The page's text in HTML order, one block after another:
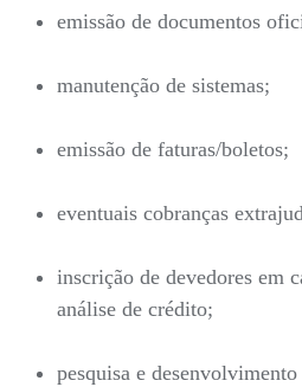
emissão de documentos
manutenção de sistemas;
emissão de faturas/boletos;
eventuais cobranças
inscrição de devedores em
análise de crédito;
pesquisa e